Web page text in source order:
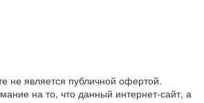
не является публичной офертой.
на то, что данный интернет-сайт, а